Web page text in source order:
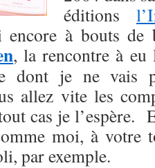
éditions
encore à bouts
, la rencontre à
dont je ne vais
allez vite les
cas je l’espère.
moi, à votre
par exemple.